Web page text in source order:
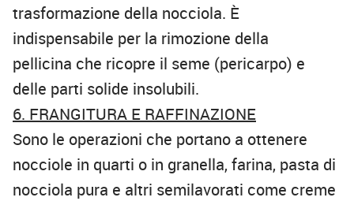
trasformazione della nocciola. È
indispensabile per la rimozione della
pellicina che ricopre il seme (pericarpo) e
delle parti solide insolubili.
6. FRANGITURA E RAFFINAZIONE
Sono le operazioni che portano a ottenere
nocciole in quarti o in granella, farina, pasta di
nocciola pura e altri semilavorati come creme